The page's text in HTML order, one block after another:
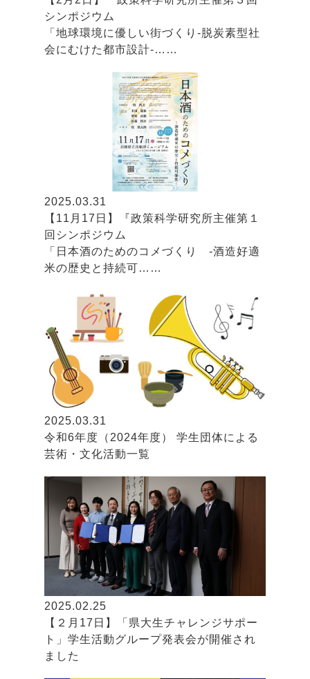
シンポジウム
「地球環境に優しい街づくり-脱炭素型社
会にむけた都市設計-……
2025.03.31
【11月17日】『政策科学研究所主催第１
回シンポジウム
「日本酒のためのコメづくり -酒造好適
米の歴史と持続可……
2025.03.31
令和6年度（2024年度） 学生団体による
芸術・文化活動一覧
2025.02.25
【２月17日】「県大生チャレンジサポー
ト」学生活動グループ発表会が開催され
ました